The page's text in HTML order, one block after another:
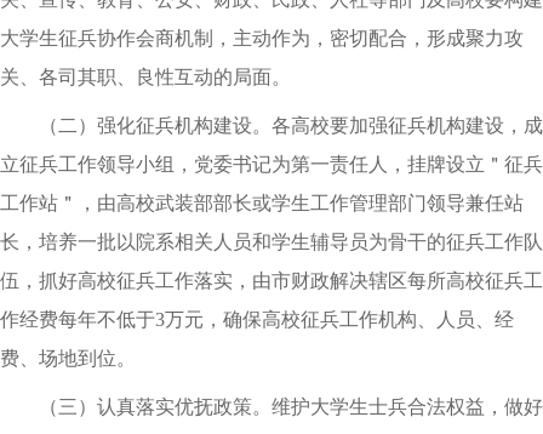
大学生征兵协作会商机制，主动作为，密切配合，形成聚力攻
关、各司其职、良性互动的局面。
（二）强化征兵机构建设。各高校要加强征兵机构建设，成
立征兵工作领导小组，党委书记为第一责任人，挂牌设立＂征兵
工作站＂，由高校武装部部长或学生工作管理部门领导兼任站
长，培养一批以院系相关人员和学生辅导员为骨干的征兵工作队
伍，抓好高校征兵工作落实，由市财政解决辖区每所高校征兵工
作经费每年不低于3万元，确保高校征兵工作机构、人员、经
费、场地到位。
（三）认真落实优抚政策。维护大学生士兵合法权益，做好